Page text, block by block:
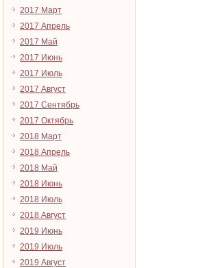
2017 Март
2017 Апрель
2017 Май
2017 Июнь
2017 Июль
2017 Август
2017 Сентябрь
2017 Октябрь
2018 Март
2018 Апрель
2018 Май
2018 Июнь
2018 Июль
2018 Август
2019 Июнь
2019 Июль
2019 Август